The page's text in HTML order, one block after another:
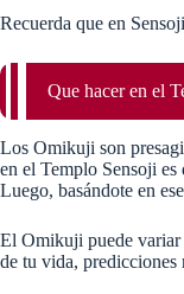
Recuerda que en
Que hacer en el
Los Omikuji son
en el Templo Sensoji es
Luego, basándote en
El Omikuji puede variar
de tu vida, predicciones